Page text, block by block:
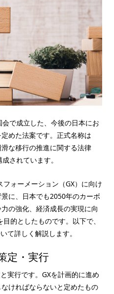
で成立した、今後の日本にお
めた法案です。正式名称は
な移行の推進に関する法律
されています。
ォーメーション（GX）に向け
に、日本でも2050年のカーボ
の強化、経済成長の実現に向
的としたものです。以下で、
て詳しく解説します。
定・実行
実行です。GXを計画的に進め
ければならないと定めたもの